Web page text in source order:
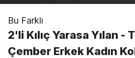
Bu Farklı
2'li Kılıç Yarasa Yılan -
Çember Erkek Kadın